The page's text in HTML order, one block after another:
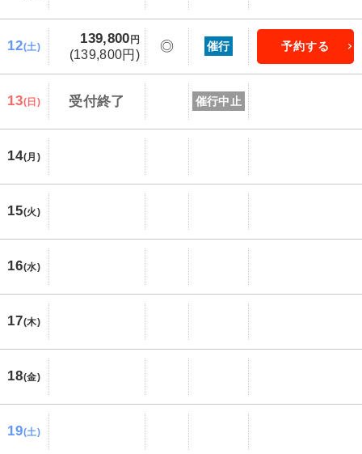
12(土)
139,800 円
(139,800円)
◎ 催行 予約する
13(日) 受付終了 催行中止
14(月)
15(火)
16(水)
17(木)
18(金)
19(土)